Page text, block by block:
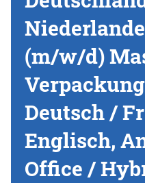
(m/w/d)
Deutsch /
Englisch,
Office /